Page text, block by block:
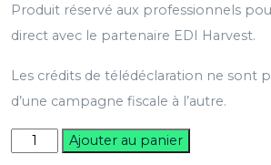
Produit réservé aux professionnels
direct avec le partenaire EDI Harvest.
Les crédits de télédéclaration ne sont
d’une campagne fiscale à l’autre.
quantité
de
Ajouter au panier